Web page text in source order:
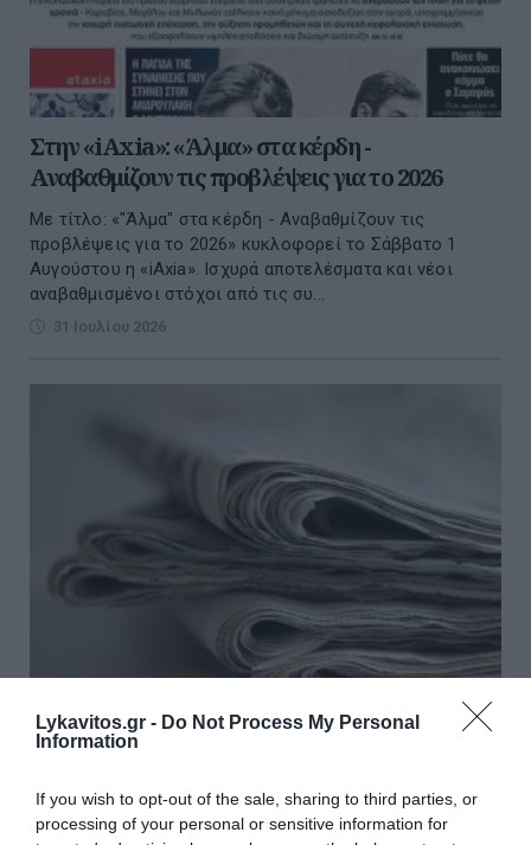
Lykavitos.gr - Do Not Process My Personal
Information
If you wish to opt-out of the sale, sharing to third parties, or
processing of your personal or sensitive information for
Στην «iAxia»: «Άλμα» στα κέρδη -
Αναβαθμίζουν τις προβλέψεις για το 2026
Με τίτλο: «"Άλμα" στα κέρδη - Αναβαθμίζουν τις
προβλέψεις για το 2026» κυκλοφορεί το Σάββατο 1
Αυγούστου η «iAxia». Ισχυρά αποτελέσματα και νέοι
αναβαθμισμένοι στόχοι από τις συ...
31 Ιουλίου 2026
Τα πρωτοσέλιδα των πολιτικών και
Διαβάστε τα πρωτοσέλιδα από τις πολιτικές, αθλητικές